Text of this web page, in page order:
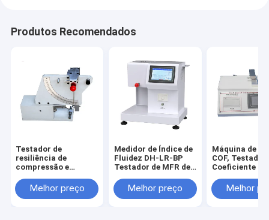
Produtos Recomendados
Testador de
resiliência de
compressão e
borracha, Máquina
de teste de impacto
Melhor preço
Medidor de Índice de
Fluidez DH-LR-BP
Testador de MFR de
Controle de
Temperatura PID
Melhor preço
Máquina de
COF, Testador
Coeficiente
Melhor